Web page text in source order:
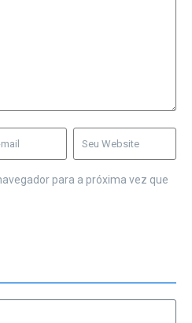
para a próxima vez que